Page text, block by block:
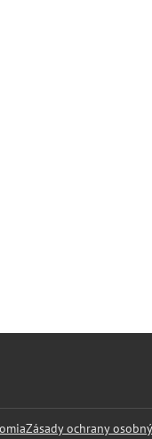
Zásady ochrany